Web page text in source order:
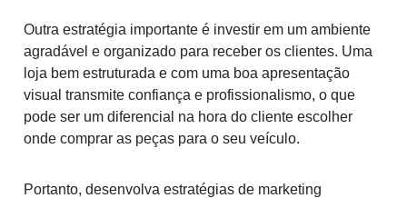
Outra estratégia importante é investir em um ambiente
agradável e organizado para receber os clientes. Uma
loja bem estruturada e com uma boa apresentação
visual transmite confiança e profissionalismo, o que
pode ser um diferencial na hora do cliente escolher
onde comprar as peças para o seu veículo.
Portanto, desenvolva estratégias de marketing